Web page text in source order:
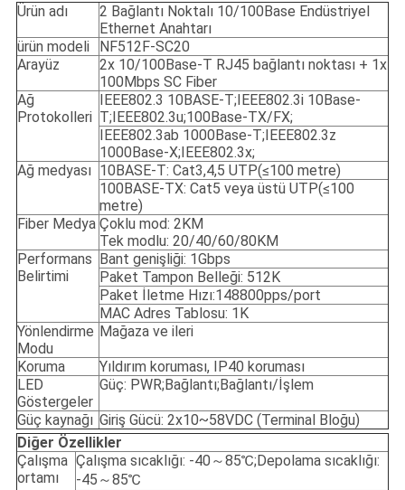
Ürün adı
2 Bağlantı Noktalı 10/100Base Endüstriyel
Ethernet Anahtarı
ürün modeli
NF512F-SC20
Arayüz
2x 10/100Base-T RJ45 bağlantı noktası + 1x
100Mbps SC Fiber
Ağ
Protokolleri
IEEE802.3 10BASE-T;IEEE802.3i 10Base-
T;IEEE802.3u;100Base-TX/FX;
IEEE802.3ab 1000Base-T;IEEE802.3z
1000Base-X;IEEE802.3x;
Ağ medyası 10BASE-T: Cat3,4,5 UTP(≤100 metre)
100BASE-TX: Cat5 veya üstü UTP(≤100
metre)
Fiber Medya Çoklu mod: 2KM
Tek modlu: 20/40/60/80KM
Performans
Belirtimi
Bant genişliği: 1Gbps
Paket Tampon Belleği: 512K
Paket İletme Hızı:148800pps/port
MAC Adres Tablosu: 1K
Yönlendirme
Modu
Mağaza ve ileri
Koruma
Yıldırım koruması, IP40 koruması
LED
Göstergeler
Güç: PWR;Bağlantı;Bağlantı/İşlem
Güç kaynağı Giriş Gücü: 2x10~58VDC (Terminal Bloğu)
Diğer Özellikler
Çalışma
ortamı
Çalışma sıcaklığı: -40～85℃;Depolama sıcaklığı:
-45～85℃